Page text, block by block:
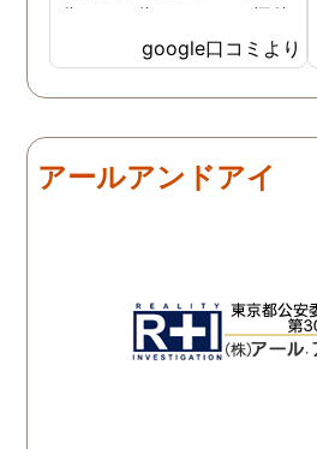
分かった為、なのはな探偵
事務所さんにお願いする事
になりました。 こちらの探
偵事務所さんの社長さんは
てた事もあり、親切丁寧
で、更に突然の依頼でも、
すが、自分ごとの様に考え
てくださったので、〇〇さ
んには、どんだけ救われた
google口コミより
アールアンドアイ